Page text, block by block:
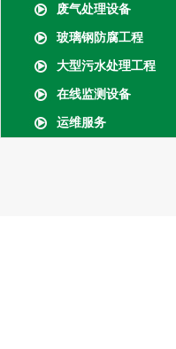
废气处理设备
玻璃钢防腐工程
大型污水处理工程
在线监测设备
运维服务